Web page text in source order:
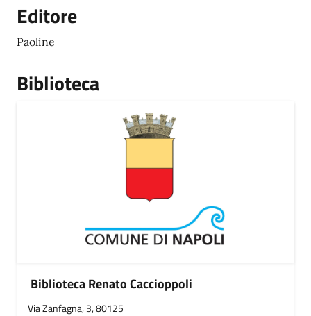
Editore
Paoline
Biblioteca
Biblioteca Renato Caccioppoli
Via Zanfagna, 3, 80125